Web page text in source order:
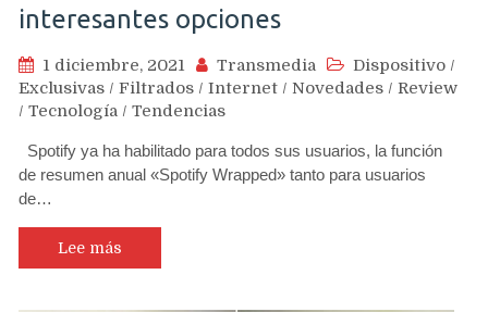
interesantes opciones
1 diciembre, 2021 Transmedia Dispositivo /
Exclusivas / Filtrados / Internet / Novedades / Review
/ Tecnología / Tendencias
Spotify ya ha habilitado para todos sus usuarios, la función
de resumen anual «Spotify Wrapped» tanto para usuarios
de…
Lee más